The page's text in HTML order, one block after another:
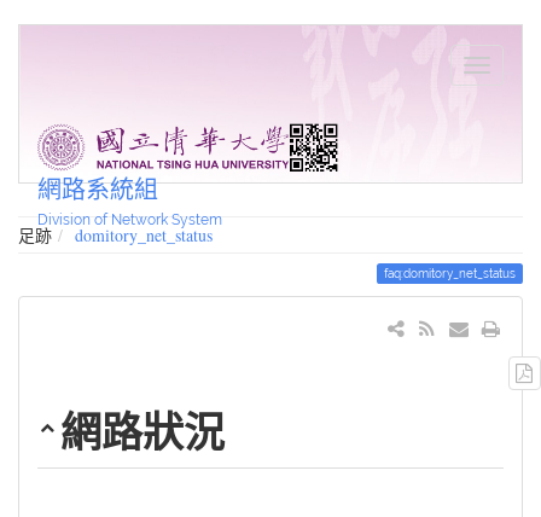
網路系統組
Division of Network System
足跡 domitory_net_status
faq:domitory_net_status
網路狀況